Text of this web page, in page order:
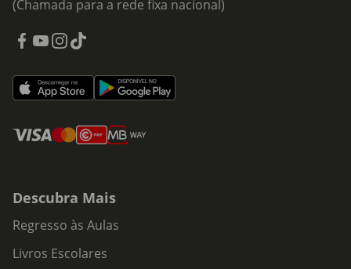
(Chamada para a rede fixa nacional)
Descubra Mais
Regresso às Aulas
Livros Escolares